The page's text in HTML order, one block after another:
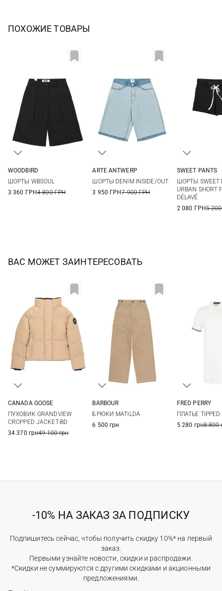
ПОХОЖИЕ ТОВАРЫ
WOODBIRD
ШОРТЫ WBSOUL
3 360 ГРН4 800 ГРН
ARTE ANTWERP
ШОРТЫ DENIM INSIDE/OUT
3 950 ГРН7 900 ГРН
SWEET PANTS
ШОРТЫ SWEET
URBAN SHORT
DÉLAVÉ
2 080 ГРН5
ВАС МОЖЕТ ЗАИНТЕРЕСОВАТЬ
CANADA GOOSE
ПУХОВИК GRANDVIEW
CROPPED JACKET-BD
34 370 грн49 100 грн
BARBOUR
БРЮКИ MATILDA
6 500 грн
FRED PERRY
ПЛАТЬЕ TIPPED
5 280 грн8 800
-10% НА ЗАКАЗ ЗА ПОДПИСКУ
Подпишитесь сейчас, чтобы получить скидку 10%* на первый
заказ.
Первыми узнайте новости, скидки и распродажи.
*Скидки не суммируются с другими скидками и акционными
предложениями.